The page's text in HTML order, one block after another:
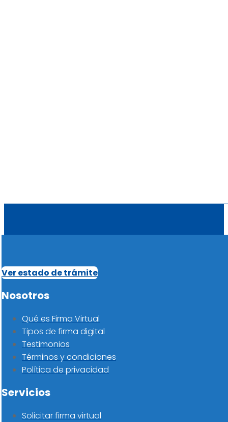
Ver estado de trámite
Nosotros
Qué es Firma Virtual
Tipos de firma digital
Testimonios
Términos y condiciones
Política de privacidad
Servicios
Solicitar firma virtual